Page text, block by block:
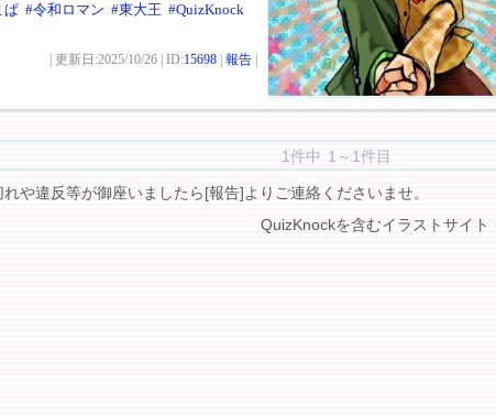
ぱ #令和ロマン #東大王 #QuizKnock
| 更新日:2025/10/26 | ID:15698 報告
1件中 1～1件目
や違反等が御座いましたら[報告]よりご連絡くださいませ。
QuizKnockを含むイラストサイト